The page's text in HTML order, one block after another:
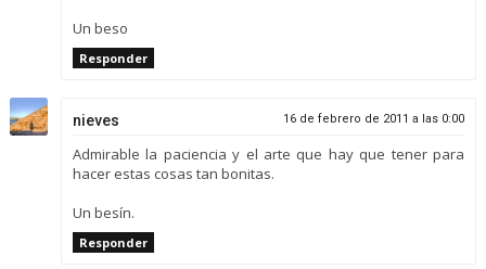
Un beso
Responder
nieves 16 de febrero de 2011 a las 0:00
Admirable la paciencia y el arte que hay que tener para
hacer estas cosas tan bonitas.
Un besín.
Responder